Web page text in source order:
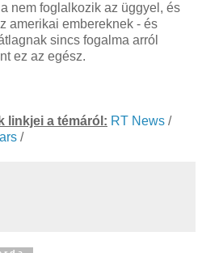
nem foglalkozik az üggyel, és
amerikai embereknek - és
sincs fogalma arról
ez az egész.
linkjei a témáról: RT News /
/